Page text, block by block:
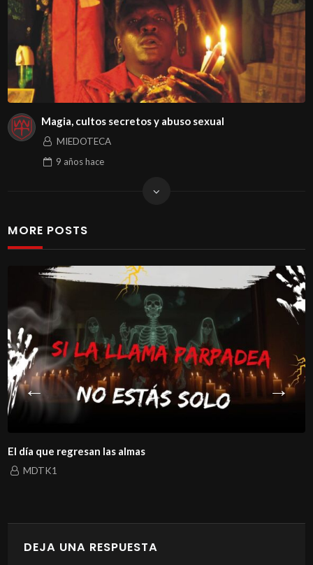
Magia, cultos secretos y abuso sexual
MIEDOTECA
9 añoshace
MORE POSTS
El día que regresan las almas
MDTK1
DEJA UNA RESPUESTA